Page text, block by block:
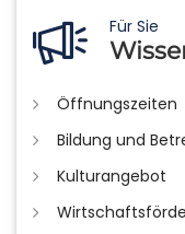
Für Sie
Öffnungszeiten
Bildung und
Kulturangebot